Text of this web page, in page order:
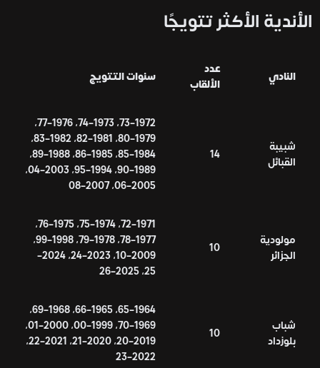
الأندية الأكثر تتويجًا
النادي
عدد
الألقاب
سنوات التتويج
شبيبة
القبائل
14
1972–73، 1973–74، 1976–77،
1979–80، 1981–82، 1982–83،
1984–85، 1985–86، 1988–89،
1989–90، 1994–95، 2003–04،
2005–06، 2007–08
مولودية
الجزائر
10
1971–72، 1974–75، 1975–76،
1977–78، 1978–79، 1998–99،
2009–10، 2023–24، 2024–
25، 2025–26
شباب
بلوزداد
10
1964–65، 1965–66، 1968–69،
1969–70، 1999–00، 2000–01،
2019–20، 2020–21، 2021–22،
2022–23